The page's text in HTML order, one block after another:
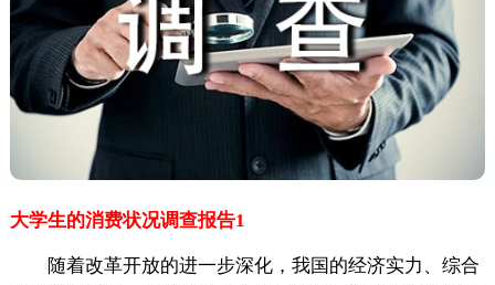
大学生的消费状况调查报告1
随着改革开放的进一步深化，我国的经济实力、综合